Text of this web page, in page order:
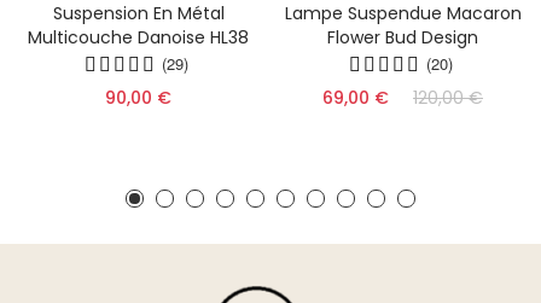
Suspension En Métal
Multicouche Danoise HL38
(29)
90,00 €
Lampe Suspendue Macaron
Flower Bud Design
(20)
69,00 € 120,00 €